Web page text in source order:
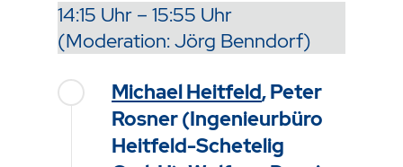
14:15 Uhr – 15:55 Uhr
(Moderation: Jörg Benndorf)
Michael Heitfeld, Peter
Rosner (Ingenieurbüro
Heitfeld-Schetelig